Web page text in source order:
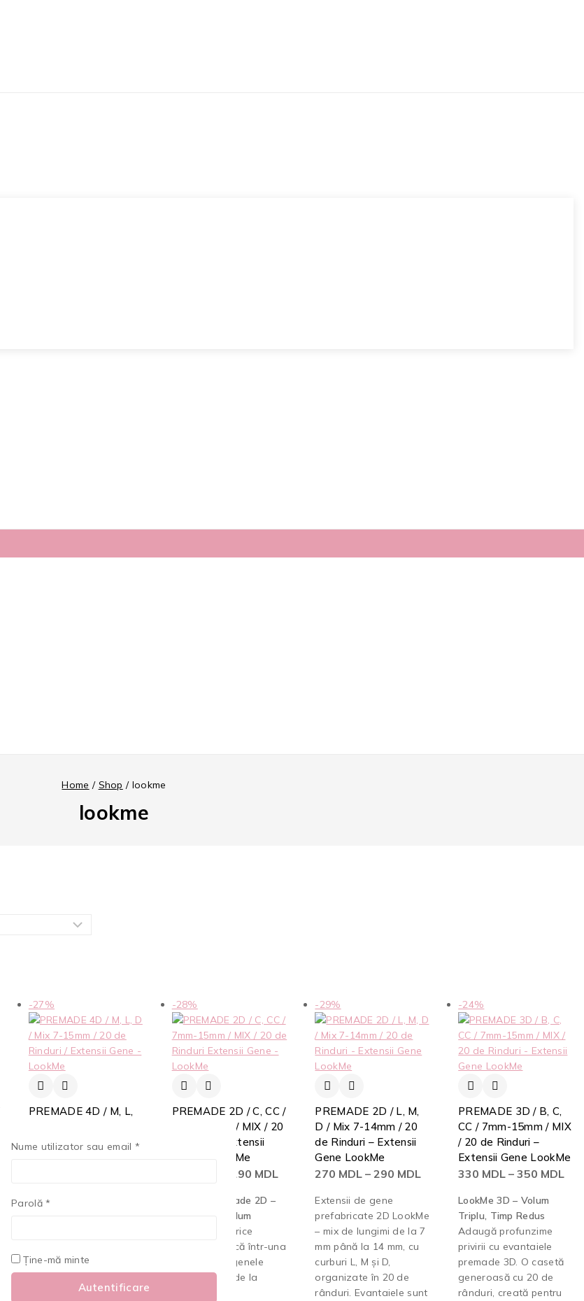
Home / Shop / lookme
lookme
-27%
PREMADE 4D / M, L,
de Rinduri / Extensii
Obține un volum intens
rânduri cu mix de
special concepută
-28%
PREMADE 2D / C, CC /
7mm-15mm / MIX / 20
de Rinduri Extensii
Gene – LookMe
290 MDL
LookMe Premade 2D –
Inovație în Volum
Transformă orice
aplicare clasică într-una
de volum cu genele
Premade 2D de la
-29%
PREMADE 2D / L, M,
D / Mix 7-14mm / 20
de Rinduri – Extensii
Gene LookMe
270 MDL – 290 MDL
Extensii de gene
prefabricate 2D LookMe
– mix de lungimi de la 7
mm până la 14 mm, cu
curburi L, M și D,
organizate în 20 de
rânduri. Evantaiele sunt
-24%
PREMADE 3D / B, C,
CC / 7mm-15mm / MIX
/ 20 de Rinduri –
Extensii Gene LookMe
330 MDL – 350 MDL
LookMe 3D – Volum
Triplu, Timp Redus
Adaugă profunzime
privirii cu evantaiele
premade 3D. O casetă
generoasă cu 20 de
rânduri, creată pentru
Nume utilizator sau email *
Parolă*
Ține-mă minte
Autentificare